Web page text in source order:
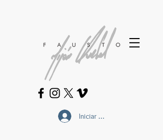
Iniciar sesión